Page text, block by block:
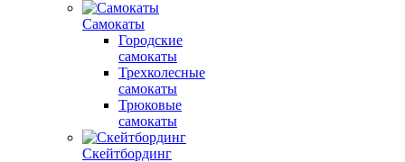
Самокаты
Городские
самокаты
Трехколесные
самокаты
Трюковые
самокаты
Скейтбординг